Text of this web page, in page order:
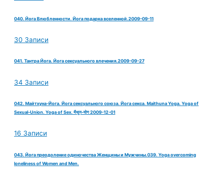
040. Йога Влюбленности. Йога подарка вселенной.2009-09-11
30 Записи
041. Тантра Йога. Йога сексуального влечения.2009-09-27
34 Записи
042. Майтхуна-Йога. Йога сексуального союза. Йога секса. Maithuna Yoga. Yoga of
Sexual-Union. Yoga of Sex. मैथुन-योग 2009-12-01
16 Записи
043. Йога преодоление одиночества Женщины и Мужчины.039. Yoga overcoming
loneliness of Women and Men.